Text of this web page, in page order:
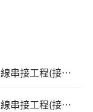
接工程(接續)
接工程(接續)